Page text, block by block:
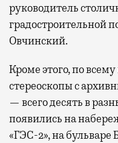
руководитель
градостроительной
Овчинский.
Кроме этого, по
стереоскопы с
— всего десять в
появились на
«ГЭС-2», на бульваре